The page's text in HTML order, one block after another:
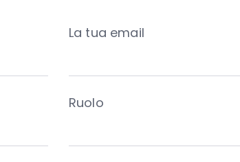
La tua email
Ruolo